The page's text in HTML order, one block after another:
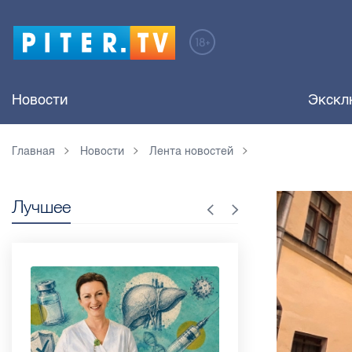
Новости
Главная Новости Лента новостей
Лучшее